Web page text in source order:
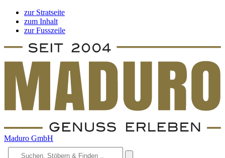
zur Stratseite
zum Inhalt
zur Fusszeile
Maduro GmbH